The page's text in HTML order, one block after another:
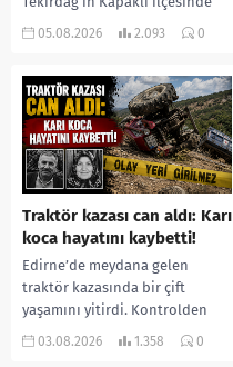
bir kişiyi, arkadaşının eşiyle
kadın kıyafetleri giydirdiği,
özür videosu çektirip...
05.08.2026 2.093 0
Traktör kazası can aldı: Karı
koca hayatını kaybetti!
Edirne’de meydana gelen
traktör kazasında bir çift
yaşamını yitirdi. Kontrolden
çıkarak devrilen traktörün
03.08.2026 1.358 0